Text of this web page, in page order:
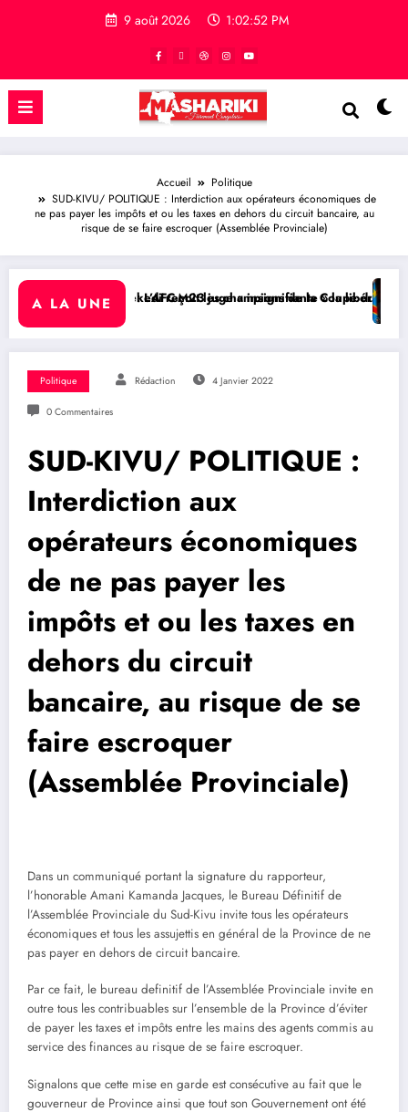
9 août 2026 1:02:53 PM
Accueil
Politique
SUD-KIVU/ POLITIQUE : Interdiction aux opérateurs économiques de
ne pas payer les impôts et ou les taxes en dehors du circuit bancaire, au
risque de se faire escroquer (Assemblée Provinciale)
A LA UNE
reçoit les champions de la Coupe du Congo
M23 juge « insignifiante » la libération de 15 détenus par
RDC/ POLITIQUE :
Politique Rédaction 4 Janvier 2022
0 Commentaires
SUD-KIVU/ POLITIQUE :
Interdiction aux
opérateurs économiques
de ne pas payer les
impôts et ou les taxes en
dehors du circuit
bancaire, au risque de se
faire escroquer
(Assemblée Provinciale)
Dans un communiqué portant la signature du rapporteur,
l’honorable Amani Kamanda Jacques, le Bureau Définitif de
l’Assemblée ProvinciaIe du Sud-Kivu invite tous les opérateurs
économiques et tous les assujettis en général de la Province de ne
pas payer en dehors de circuit bancaire.
Par ce fait, le bureau definitif de l’Assemblée Provinciale invite en
outre tous les contribuables sur l’ensemble de la Province d’éviter
de payer les taxes et impôts entre les mains des agents commis au
service des finances au risque de se faire escroquer.
Signalons que cette mise en garde est consécutive au fait que le
gouverneur de Province ainsi que tout son Gouvernement ont été